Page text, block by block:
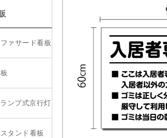
ァサード看板
ンプ式京行灯
タンド看板